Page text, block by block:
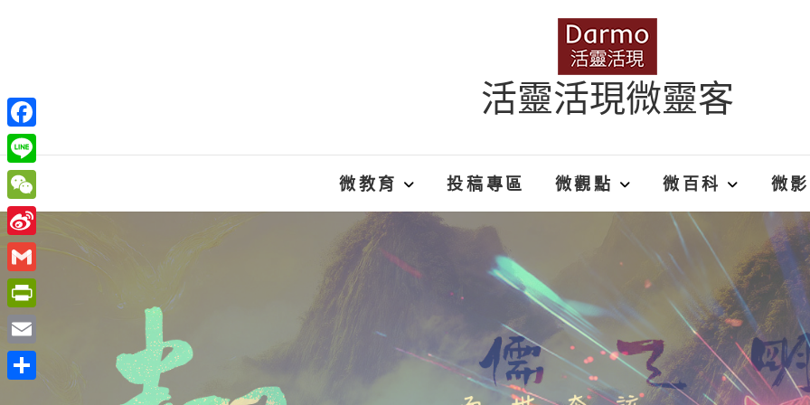
活靈活現微靈客
微教育 投稿專區 微觀點 微百科 微
F
a
c
e
b
o
o
k
L
i
n
e
W
e
C
h
a
t
S
i
n
a
W
G
m
a
P
r
i
E